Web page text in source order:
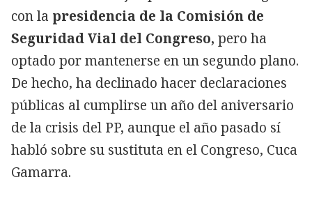
con la presidencia de la Comisión de
Seguridad Vial del Congreso, pero ha
optado por mantenerse en un segundo plano.
De hecho, ha declinado hacer declaraciones
públicas al cumplirse un año del aniversario
de la crisis del PP, aunque el año pasado sí
habló sobre su sustituta en el Congreso, Cuca
Gamarra.